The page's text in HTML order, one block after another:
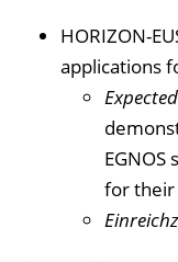
HORIZON-
applications
for their